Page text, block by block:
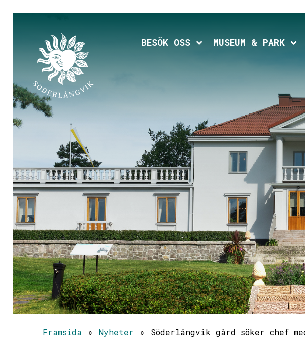
BESÖK OSS Expand child menu
MUSEUM & PARK
Framsida » Nyheter » Söderlångvik gård söker chef